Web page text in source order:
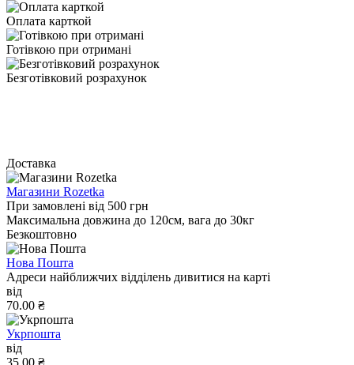
Оплата карткой
Готівкою при отримані
Безготівковий розрахунок
Доставка
Магазини Rozetka
При замовлені від 500 грн
Максимальна довжина до 120см, вага до 30кг
Безкоштовно
Нова Пошта
Адреси найближчих відділень дивитися на карті
від
70.00 ₴
Укрпошта
від
35.00 ₴